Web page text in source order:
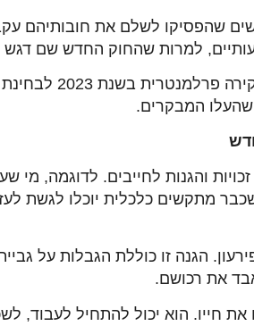
שהפסיקו לשלם את חובותיהם עקב
למרות שהחוק החדש שם
בתגובה
שהעלו המבקרים.
והגנות לחייבים. לדוגמה, מי
שכבר מתקשים כלכלית יוכלו
הגנה זו כוללת הגבלות על
את רכושם.
חייו. הוא יכול להתחיל לעבוד,